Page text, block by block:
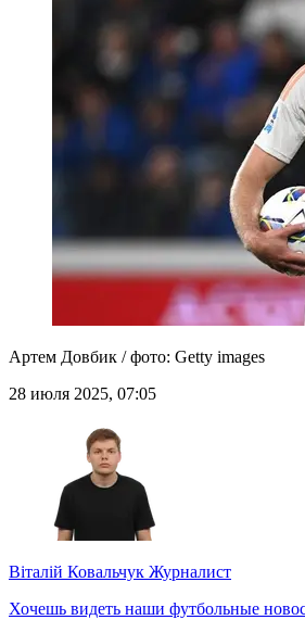
Артем Довбик / фото: Getty images
28 июля 2025, 07:05
Віталій Ковальчук Журналист
Хочешь видеть наши футбольные